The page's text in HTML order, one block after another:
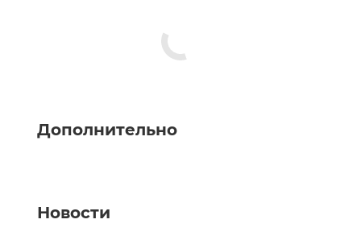
Дополнительно
Новости